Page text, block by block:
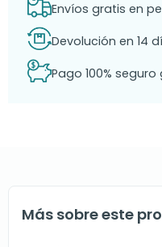
Envíos gratis en
Devolución en 14
Pago 100%
Más sobre este